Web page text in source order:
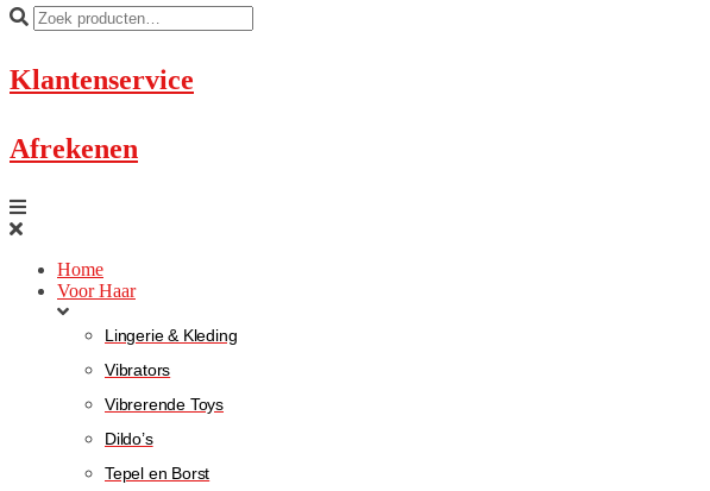
Klantenservice
Afrekenen
Home
Voor Haar
Lingerie & Kleding
Vibrators
Vibrerende Toys
Dildo’s
Tepel en Borst